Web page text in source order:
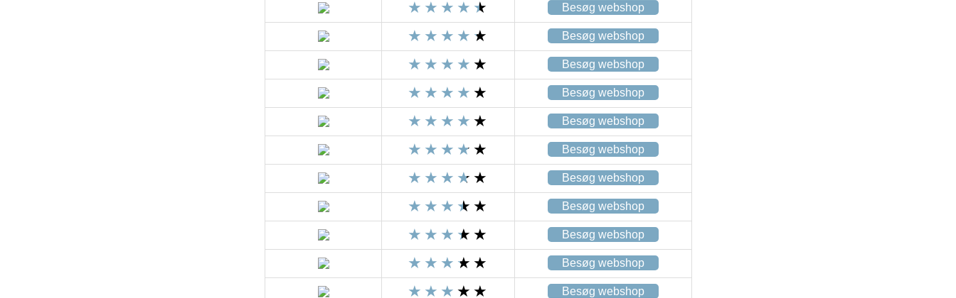
Besøg webshop
Besøg webshop
Besøg webshop
Besøg webshop
Besøg webshop
Besøg webshop
Besøg webshop
Besøg webshop
Besøg webshop
Besøg webshop
Besøg webshop